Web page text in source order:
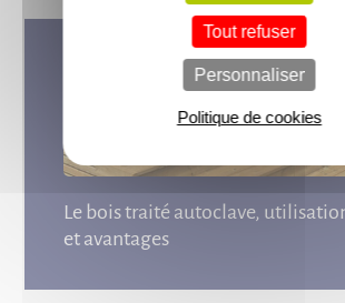
Le bois traité autoclave,
et avantages
Tout refuser
Personnaliser
Politique de cookies